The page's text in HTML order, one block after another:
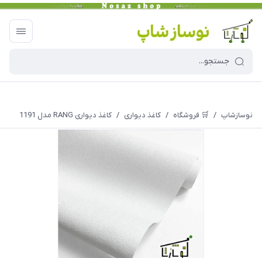
نوسازشاپ / 🛒 فروشگاه / کاغذ دیواری / کاغذ دیواری RANG مدل 1191